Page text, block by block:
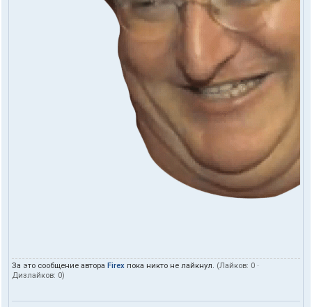
За это сообщение автора Firex пока никто не лайкнул. (Лайков: 0 ·
Дизлайков: 0)